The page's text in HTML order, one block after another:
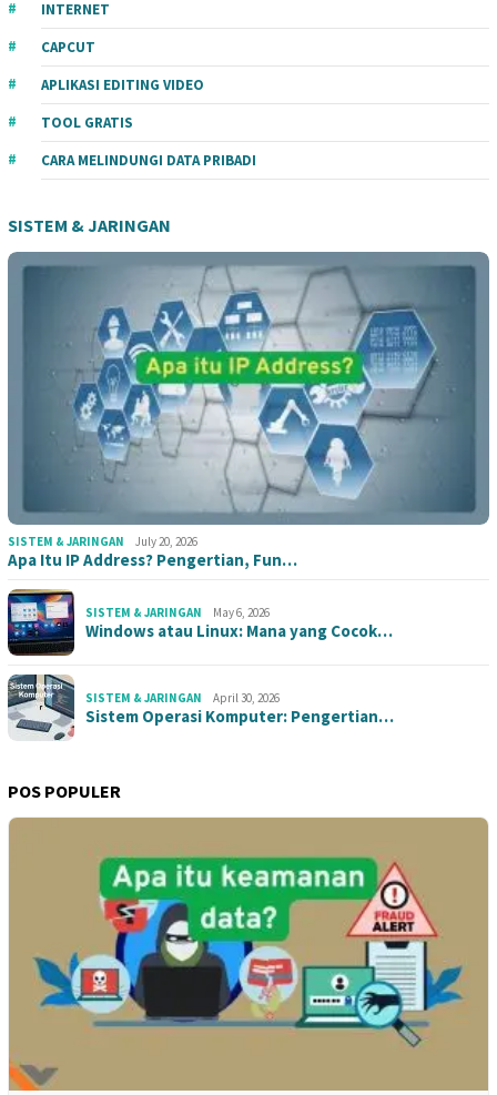
INTERNET
CAPCUT
APLIKASI EDITING VIDEO
TOOL GRATIS
CARA MELINDUNGI DATA PRIBADI
SISTEM & JARINGAN
SISTEM & JARINGAN July 20, 2026
Apa Itu IP Address? Pengertian, Fun…
SISTEM & JARINGAN May 6, 2026
Windows atau Linux: Mana yang Cocok…
SISTEM & JARINGAN April 30, 2026
Sistem Operasi Komputer: Pengertian…
POS POPULER